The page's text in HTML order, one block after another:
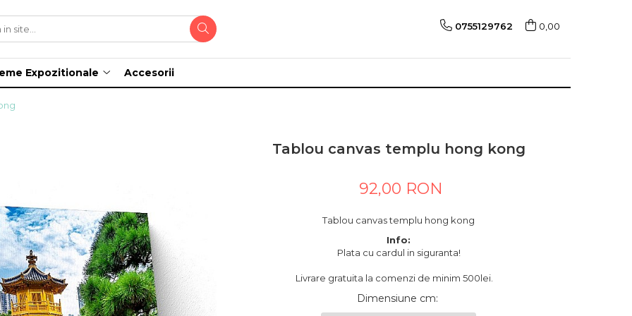
0755129762 0,00
Expozitionale Accesorii
Tablou canvas templu hong kong
92,00 RON
Tablou canvas templu hong kong
Info:
Plata cu cardul in siguranta!
Livrare gratuita la comenzi de minim 500lei.
Dimensiune cm: